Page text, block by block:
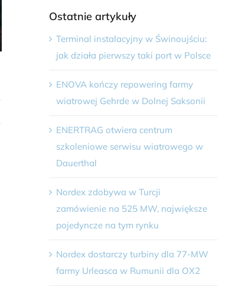
Ostatnie artykuły
Terminal instalacyjny w Świnoujściu:
jak działa pierwszy taki port w Polsce
ENOVA kończy repowering farmy
wiatrowej Gehrde w Dolnej Saksonii
ENERTRAG otwiera centrum
szkoleniowe serwisu wiatrowego w
Dauerthal
Nordex zdobywa w Turcji
zamówienie na 525 MW, największe
pojedyncze na tym rynku
Nordex dostarczy turbiny dla 77-MW
farmy Urleasca w Rumunii dla OX2